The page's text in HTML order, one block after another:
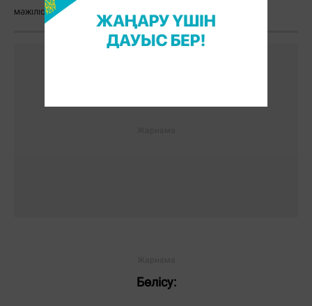
МӘЖІЛІС ДЕПУТАТ
Бөлісу: